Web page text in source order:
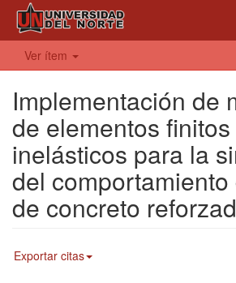
Ver ítem
Implementación de
de elementos finitos
inelásticos para la
del
de concreto
Exportar citas